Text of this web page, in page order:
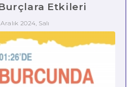
Etkileri
2024, Salı